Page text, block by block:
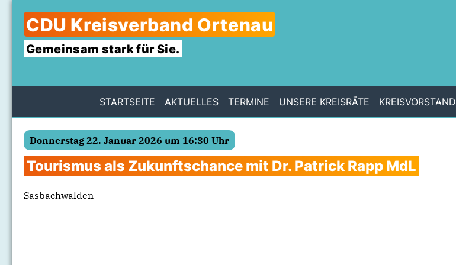
CDU Kreisverband Ortenau
Gemeinsam stark für Sie.
STARTSEITE AKTUELLES TERMINE UNSERE KREISRÄTE KREISVORSTAND
Donnerstag 22. Januar 2026 um 16:30 Uhr
Tourismus als Zukunftschance mit Dr. Patrick Rapp MdL
Sasbachwalden